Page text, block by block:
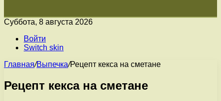
Суббота, 8 августа 2026
Войти
Switch skin
Главная/Выпечка/Рецепт кекса на сметане
Рецепт кекса на сметане